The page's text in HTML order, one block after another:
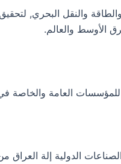
والنقل البحري,
الأوسط والعالم.
للمؤسسات العامة
الدولية إلة العراق من